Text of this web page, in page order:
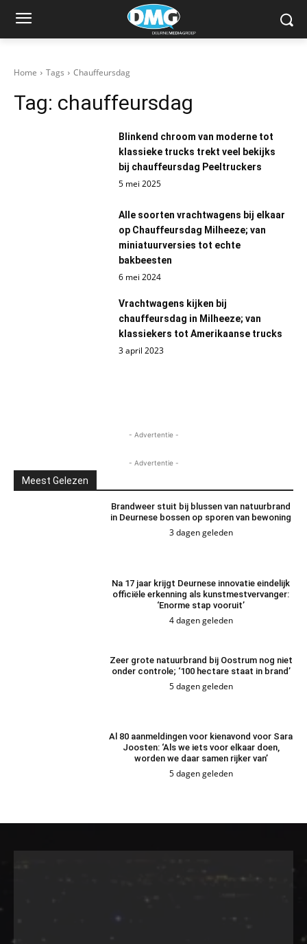
Home Tags Chauffeursdag
Tag: chauffeursdag
Blinkend chroom van moderne tot
klassieke trucks trekt veel bekijks
bij chauffeursdag Peeltruckers
5 mei 2025
Alle soorten vrachtwagens bij elkaar
op Chauffeursdag Milheeze; van
miniatuurversies tot echte
bakbeesten
6 mei 2024
Vrachtwagens kijken bij
chauffeursdag in Milheeze; van
klassiekers tot Amerikaanse trucks
3 april 2023
- Advertentie -
- Advertentie -
Meest Gelezen
Brandweer stuit bij blussen van natuurbrand
in Deurnese bossen op sporen van bewoning
3 dagen geleden
Na 17 jaar krijgt Deurnese innovatie eindelijk
officiële erkenning als kunstmestvervanger:
‘Enorme stap vooruit’
4 dagen geleden
Zeer grote natuurbrand bij Oostrum nog niet
onder controle; ‘100 hectare staat in brand’
5 dagen geleden
Al 80 aanmeldingen voor kienavond voor Sara
Joosten: ‘Als we iets voor elkaar doen,
worden we daar samen rijker van’
5 dagen geleden